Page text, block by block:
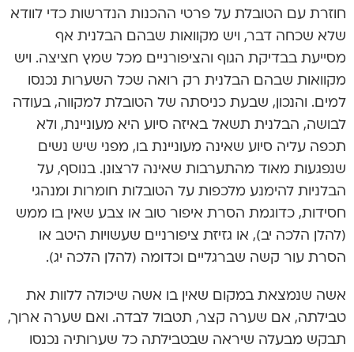
חוזרת עם הטובלת על פרטי ההכנות הנדרשות כדי לוודא
שלא שכחה דבר, ויש מקוואות שבהם הבלנית אף
מסייעת בבדיקת הגוף והציפורניים מכל שמץ חציצה. ויש
מקוואות שבהם הבלנית רק רואה שכל השערות נכנסו
למים. והנכון, שבעת כניסתה של הטובלת למקווה, בעודה
לבושה, הבלנית תשאל באיזה סיוע היא מעוניינת, ולא
תכפה עליה סיוע שאינה מעוניינת בו, מפני שיש נשים
שנפגעות מאוד מהתערבות שאינה לרצונן. בנוסף, על
הבלניות להימנע מלכפות על הטובלות חומרות ומנהגי
חסידות, כדוגמת הסרת איפור טוב או צבע שאין בו ממש
(להלן הלכה יב), או גזיזת ציפורניים שעשויות היטב או
הסרת עור קשה שברגליים וכדומה (להלן הלכה יג).
אשה שנמצאת במקום שאין בו אשה שיכולה ללוות את
טבילתה, אם שערה קצר, תטבול לבדה. ואם שערה ארוך,
תבקש מבעלה שיראה שבטבילתה כל שערותיה נכנסו